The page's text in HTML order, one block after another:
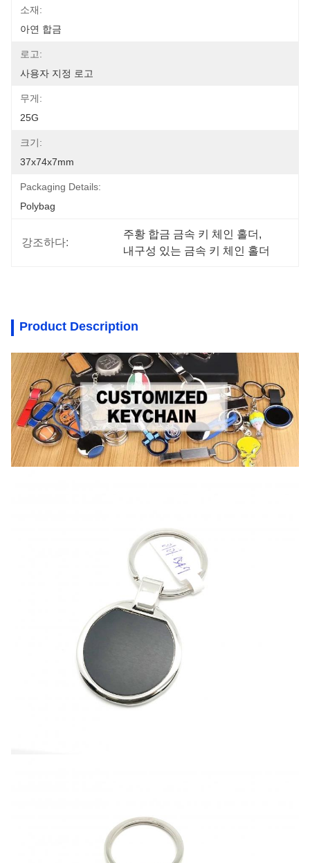
소재:
아연 합금
로고:
사용자 지정 로고
무게:
25G
크기:
37x74x7mm
Packaging Details:
Polybag
강조하다:
주황 합금 금속 키 체인 홀더 ,
내구성 있는 금속 키 체인 홀더
Product Description